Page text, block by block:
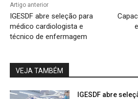
Artigo anterior
IGESDF abre seleção para
médico cardiologista e
técnico de enfermagem
VEJA TAMBÉM
IGESDF abre